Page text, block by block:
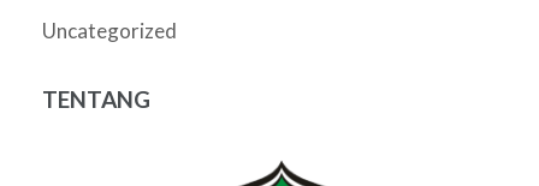
Uncategorized
TENTANG